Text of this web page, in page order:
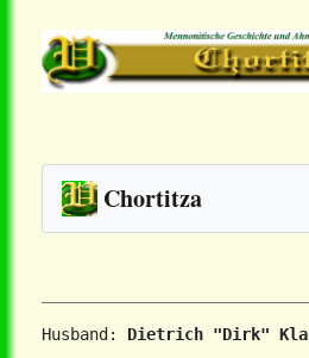
Chortitza
Husband: Dietrich "Dirk"